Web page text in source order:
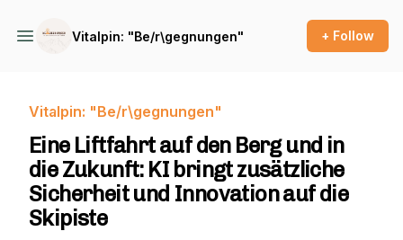
Vitalpin: "Be/r\gegnungen" + Follow
Vitalpin: "Be/r\gegnungen"
Eine Liftfahrt auf den Berg und in
die Zukunft: KI bringt zusätzliche
Sicherheit und Innovation auf die
Skipiste